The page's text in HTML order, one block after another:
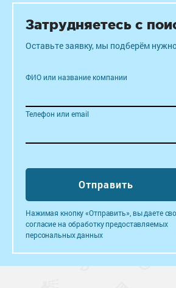
Затрудняетесь с
Оставьте заявку, мы подберём
ФИО или название компании
Телефон или email
Нажимая кнопку «Отправить», вы даете
согласие на обработку предоставляемых
персональных данных